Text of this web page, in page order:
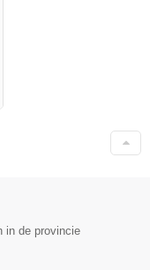
in de provincie